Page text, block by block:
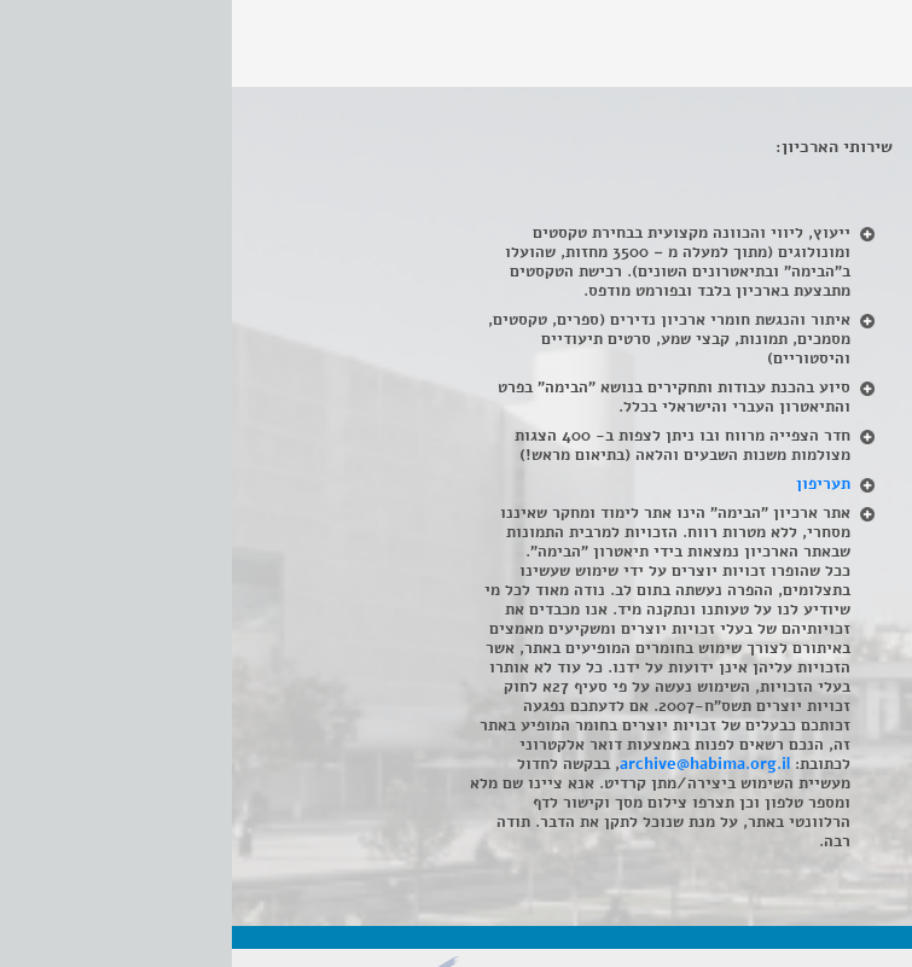
שירותי הארכיון:
ייעוץ, ליווי והכוונה מקצועית בבחירת טקסטים
ומונולוגים (מתוך למעלה מ – 3500 מחזות, שהועלו
ב"הבימה" ובתיאטרונים השונים). רכישת הטקסטים
מתבצעת בארכיון בלבד ובפורמט מודפס.
איתור והנגשת חומרי ארכיון נדירים (ספרים, טקסטים,
מסמכים, תמונות, קבצי שמע, סרטים תיעודיים
והיסטוריים)
סיוע בהכנת עבודות ותחקירים בנושא "הבימה" בפרט
והתיאטרון העברי והישראלי בכלל.
חדר הצפייה מרווח ובו ניתן לצפות ב- 400 הצגות
מצולמות משנות השבעים והלאה (בתיאום מראש!)
תעריפון
אתר ארכיון "הבימה" הינו אתר לימוד ומחקר שאיננו
מסחרי, ללא מטרות רווח. הזכויות למרבית התמונות
שבאתר הארכיון נמצאות בידי תיאטרון "הבימה".
ככל שהופרו זכויות יוצרים על ידי שימוש שעשינו
בתצלומים, ההפרה נעשתה בתום לב. נודה מאוד לכל מי
שיודיע לנו על טעותנו ונתקנה מיד. אנו מכבדים את
זכויותיהם של בעלי זכויות יוצרים ומשקיעים מאמצים
באיתורם לצורך שימוש בחומרים המופיעים באתר, אשר
הזכויות עליהן אינן ידועות על ידנו. כל עוד לא אותרו
בעלי הזכויות, השימוש נעשה על פי סעיף 27א לחוק
זכויות יוצרים תשס"ח-2007. אם לדעתכם נפגעה
זכותכם כבעלים של זכויות יוצרים בחומר המופיע באתר
זה, הנכם רשאים לפנות באמצעות דואר אלקטרוני
לכתובת: archive@habima.org.il, בבקשה לחדול
מעשיית השימוש ביצירה/מתן קרדיט. אנא ציינו שם מלא
ומספר טלפון וכן תצרפו צילום מסך וקישור לדף
הרלוונטי באתר, על מנת שנוכל לתקן את הדבר. תודה
רבה.